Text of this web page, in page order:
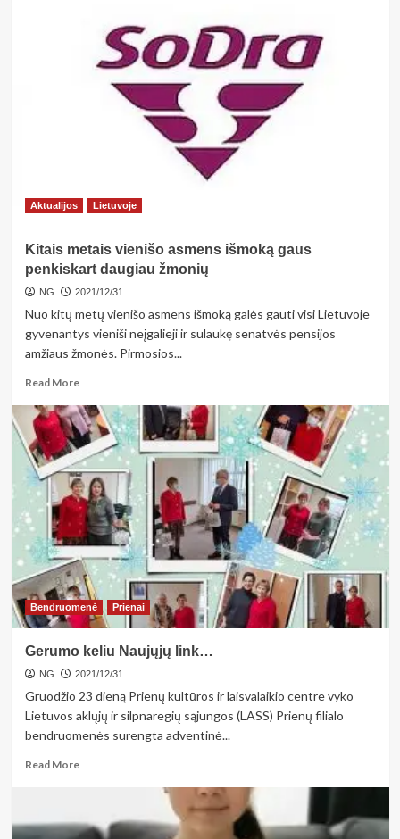
Mandarinai
patiekalus:
ar
netgi
Aktualijos Lietuvoje
Kitais metais vienišo asmens išmoką gaus
penkiskart daugiau žmonių
NG 2021/12/31
Nuo kitų metų vienišo asmens išmoką galės gauti visi Lietuvoje
gyvenantys vieniši neįgalieji ir sulaukę senatvės pensijos
amžiaus žmonės. Pirmosios...
Read MoreRead
about
Kitais
metais
vienišo
asmens
išmoką
gaus
penkiskart
daugiau
žmonių
Bendruomenė Prienai
Gerumo keliu Naujųjų link…
NG 2021/12/31
Gruodžio 23 dieną Prienų kultūros ir laisvalaikio centre vyko
Lietuvos aklųjų ir silpnaregių sąjungos (LASS) Prienų filialo
bendruomenės surengta adventinė...
Read MoreRead
keliu